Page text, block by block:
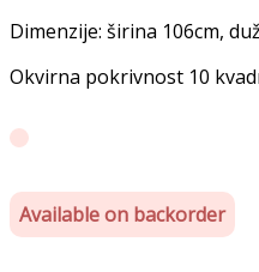
Dimenzije: širina 106cm,
Okvirna pokrivnost 10
Available on backorder